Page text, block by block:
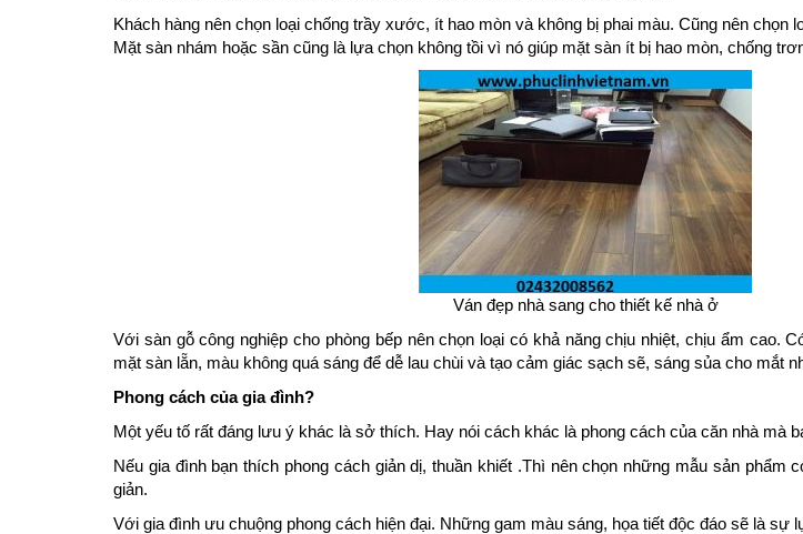
Khách hàng nên chọn loại chống trầy xước, ít hao mòn và không bị phai màu. Cũng nên chọn
Mặt sàn nhám hoặc sần cũng là lựa chọn không tồi vì nó giúp mặt sàn ít bị hao mòn, chống
Ván đẹp nhà sang cho thiết kế nhà ở
Với sàn gỗ công nghiệp cho phòng bếp nên chọn loại có khả năng chịu nhiệt, chịu ẩm cao.
mặt sàn lẵn, màu không quá sáng để dễ lau chùi và tạo cảm giác sạch sẽ, sáng sủa cho mắt
Phong cách của gia đình?
Một yếu tố rất đáng lưu ý khác là sở thích. Hay nói cách khác là phong cách của căn nhà mà
Nếu gia đình bạn thích phong cách giản dị, thuần khiết .Thì nên chọn những mẫu sản phẩm
giản.
Với gia đình ưu chuộng phong cách hiện đại. Những gam màu sáng, họa tiết độc đáo sẽ là sự